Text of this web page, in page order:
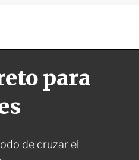
para
de cruzar el